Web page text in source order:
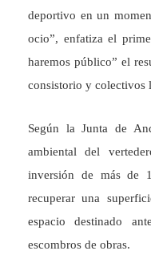
deportivo en un
ocio”, enfatiza el
haremos público” el
consistorio y colectivos
Según la Junta de
ambiental del
inversión de más de
recuperar una
espacio destinado
escombros de obras.